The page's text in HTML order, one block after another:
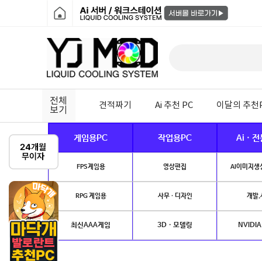
전체
보기
견적짜기 Ai 추천 PC 이달의 추천
게임용PC 작업용PC Ai · 전
FPS게임용 영상편집 AI이미지생
RPG 게임용 사무 · 디자인 개발.
최신AAA게임 3D · 모델링